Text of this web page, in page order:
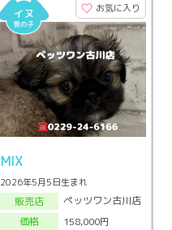
お気に入り
MIX
2026年5月5日生まれ
販売店
ペッツワン古川店
価格
158,000円